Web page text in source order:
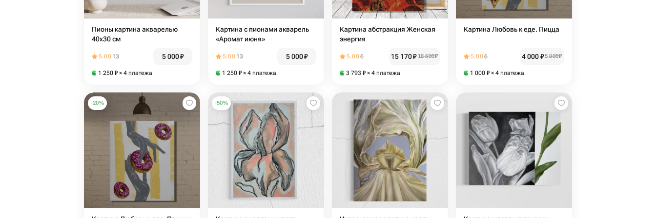
Пионы картина акварелью
40х30 см
5.00 13 5 000₽
1 250 ₽ × 4 платежа
Картина с пионами акварель
«Аромат июня»
5.00 13 5 000₽
1 250 ₽ × 4 платежа
Картина абстракция Женская
энергия
5.006 15 170₽ 18 500₽
3 793 ₽ × 4 платежа
Картина Любовь к еде. Пицца
5.006 4 000₽5 000₽
1 000 ₽ × 4 платежа
-20% -50%